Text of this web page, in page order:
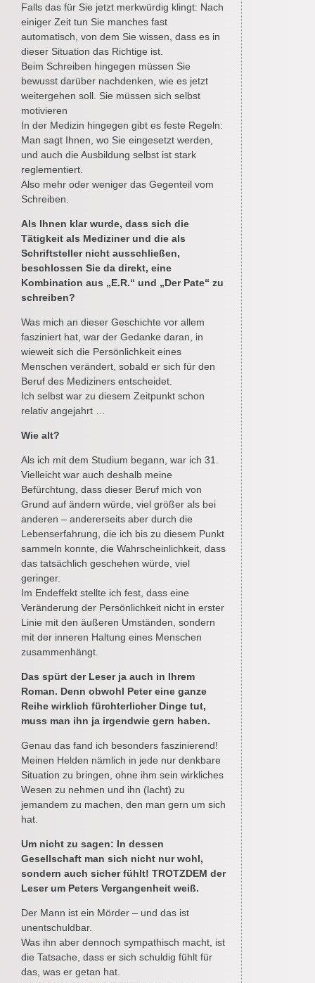
Falls das für Sie jetzt merkwürdig klingt: Nach
einiger Zeit tun Sie manches fast
automatisch, von dem Sie wissen, dass es in
dieser Situation das Richtige ist.
Beim Schreiben hingegen müssen Sie
bewusst darüber nachdenken, wie es jetzt
weitergehen soll. Sie müssen sich selbst
motivieren
In der Medizin hingegen gibt es feste Regeln:
Man sagt Ihnen, wo Sie eingesetzt werden,
und auch die Ausbildung selbst ist stark
reglementiert.
Also mehr oder weniger das Gegenteil vom
Schreiben.
Als Ihnen klar wurde, dass sich die
Tätigkeit als Mediziner und die als
Schriftsteller nicht ausschließen,
beschlossen Sie da direkt, eine
Kombination aus „E.R.“ und „Der Pate“ zu
schreiben?
Was mich an dieser Geschichte vor allem
fasziniert hat, war der Gedanke daran, in
wieweit sich die Persönlichkeit eines
Menschen verändert, sobald er sich für den
Beruf des Mediziners entscheidet.
Ich selbst war zu diesem Zeitpunkt schon
relativ angejahrt …
Wie alt?
Als ich mit dem Studium begann, war ich 31.
Vielleicht war auch deshalb meine
Befürchtung, dass dieser Beruf mich von
Grund auf ändern würde, viel größer als bei
anderen – andererseits aber durch die
Lebenserfahrung, die ich bis zu diesem Punkt
sammeln konnte, die Wahrscheinlichkeit, dass
das tatsächlich geschehen würde, viel
geringer.
Im Endeffekt stellte ich fest, dass eine
Veränderung der Persönlichkeit nicht in erster
Linie mit den äußeren Umständen, sondern
mit der inneren Haltung eines Menschen
zusammenhängt.
Das spürt der Leser ja auch in Ihrem
Roman. Denn obwohl Peter eine ganze
Reihe wirklich fürchterlicher Dinge tut,
muss man ihn ja irgendwie gern haben.
Genau das fand ich besonders faszinierend!
Meinen Helden nämlich in jede nur denkbare
Situation zu bringen, ohne ihm sein wirkliches
Wesen zu nehmen und ihn (lacht) zu
jemandem zu machen, den man gern um sich
hat.
Um nicht zu sagen: In dessen
Gesellschaft man sich nicht nur wohl,
sondern auch sicher fühlt! TROTZDEM der
Leser um Peters Vergangenheit weiß.
Der Mann ist ein Mörder – und das ist
unentschuldbar.
Was ihn aber dennoch sympathisch macht, ist
die Tatsache, dass er sich schuldig fühlt für
das, was er getan hat.